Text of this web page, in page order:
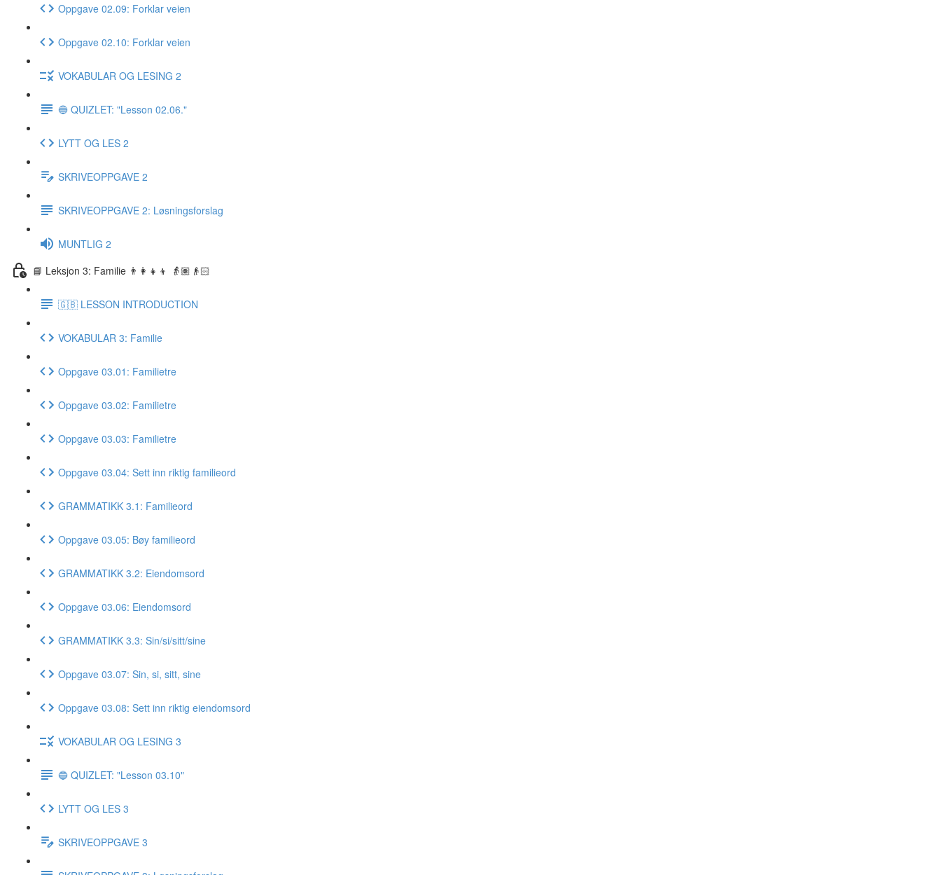
Oppgave 02.09: Forklar veien
Oppgave 02.10: Forklar veien
VOKABULAR OG LESING 2
🔵 QUIZLET: "Lesson 02.06."
LYTT OG LES 2
SKRIVEOPPGAVE 2
SKRIVEOPPGAVE 2: Løsningsforslag
MUNTLIG 2
📘 Leksjon 3: Familie 👨‍👩‍👧‍👦 👵🏽👴🏻
🇬🇧 LESSON INTRODUCTION
VOKABULAR 3: Familie
Oppgave 03.01: Familietre
Oppgave 03.02: Familietre
Oppgave 03.03: Familietre
Oppgave 03.04: Sett inn riktig familieord
GRAMMATIKK 3.1: Familieord
Oppgave 03.05: Bøy familieord
GRAMMATIKK 3.2: Eiendomsord
Oppgave 03.06: Eiendomsord
GRAMMATIKK 3.3: Sin/si/sitt/sine
Oppgave 03.07: Sin, si, sitt, sine
Oppgave 03.08: Sett inn riktig eiendomsord
VOKABULAR OG LESING 3
🔵 QUIZLET: "Lesson 03.10"
LYTT OG LES 3
SKRIVEOPPGAVE 3